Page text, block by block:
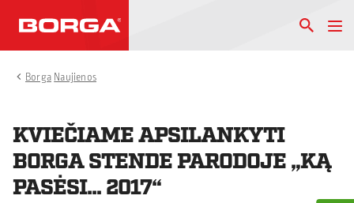
Borga Naujienos
KVIEČIAME APSILANKYTI
BORGA STENDE PARODOJE „KĄ
PASĖSI… 2017“